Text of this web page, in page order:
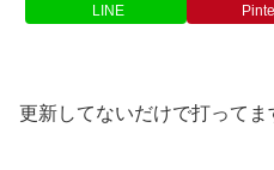
LINE
更新してないだけで打ってま